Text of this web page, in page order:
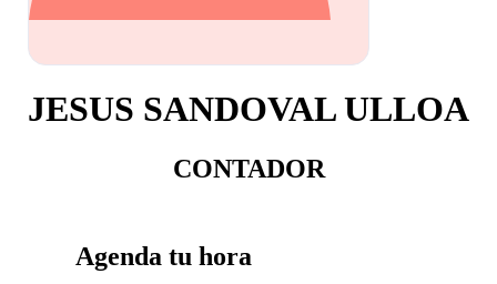
JESUS SANDOVAL ULLOA
CONTADOR
Agenda tu hora